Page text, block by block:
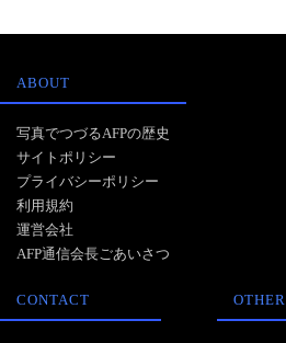
ABOUT
写真でつづるAFPの歴史
サイトポリシー
プライバシーポリシー
利用規約
運営会社
AFP通信会長ごあいさつ
CONTACT OTHER